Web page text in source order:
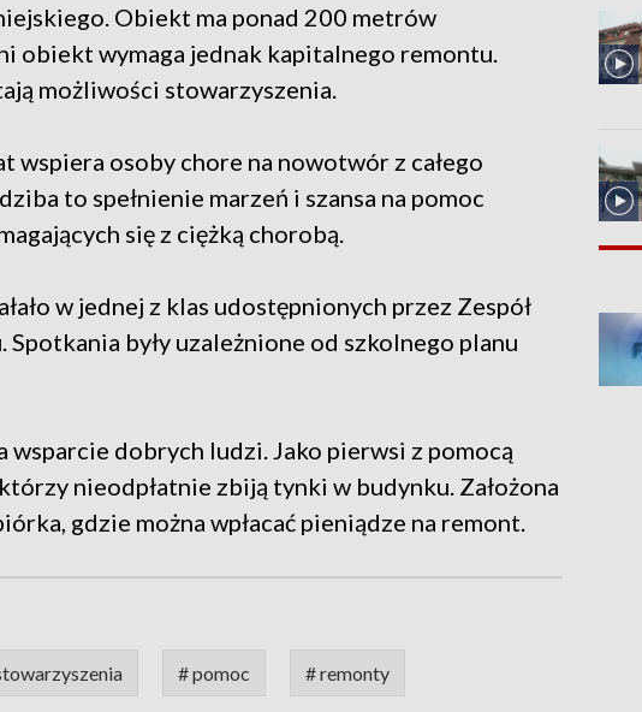
Obiekt ma ponad 200 metrów
obiekt wymaga jednak kapitalnego remontu.
możliwości stowarzyszenia.
wspiera osoby chore na nowotwór z całego
to spełnienie marzeń i szansa na pomoc
się z ciężką chorobą.
w jednej z klas udostępnionych przez Zespół
były uzależnione od szkolnego planu
dobrych ludzi. Jako pierwsi z pomocą
nieodpłatnie zbiją tynki w budynku. Założona
gdzie można wpłacać pieniądze na remont.
# pomoc # remonty